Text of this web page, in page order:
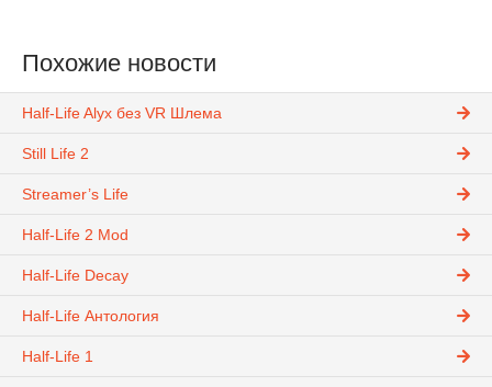
Похожие новости
Half-Life Alyx без VR Шлема
Still Life 2
Streamer’s Life
Half-Life 2 Mod
Half-Life Decay
Half-Life Антология
Half-Life 1